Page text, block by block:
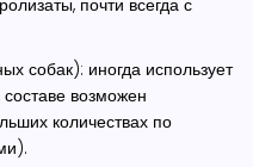
почти всегда с
собак): иногда использует
возможен
количествах по